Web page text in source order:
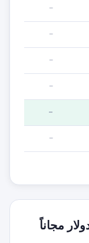
—
—
—
—
—
—
مجاناً